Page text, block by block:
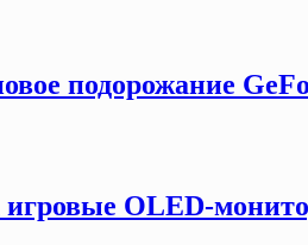
подорожание
OLED-